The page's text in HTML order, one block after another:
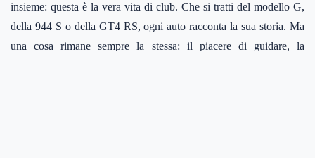
insieme: questa è la vera vita di club. Che si tratti del modello G,
della 944 S o della GT4 RS, ogni auto racconta la sua storia. Ma
una cosa rimane sempre la stessa: il piacere di guidare, la